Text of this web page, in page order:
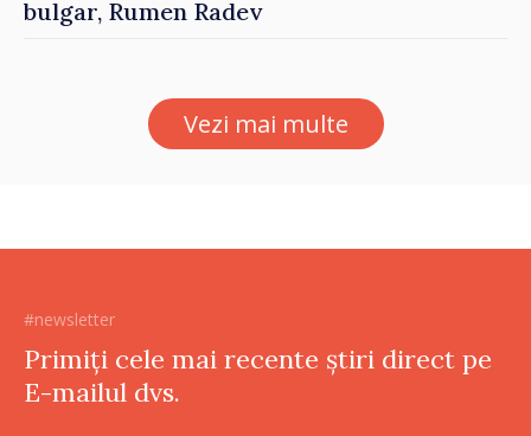
bulgar, Rumen Radev
Vezi mai multe
#newsletter
Primiți cele mai recente știri direct pe
E-mailul dvs.